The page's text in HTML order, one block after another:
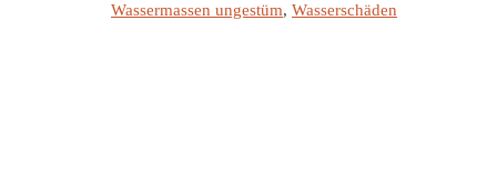
Wassermassen ungestüm, Wasserschäden